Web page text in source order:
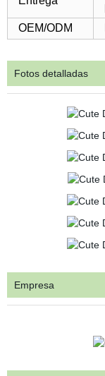
OEM/ODM
Fotos detalladas
Empresa